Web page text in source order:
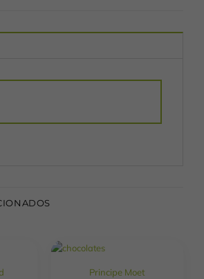
Principe Moet